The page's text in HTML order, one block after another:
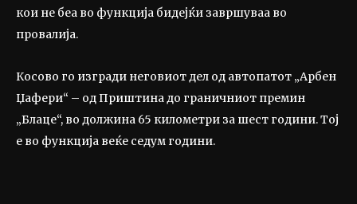
кои не беа во функција бидејќи завршуваа во
провалија.
Косово го изгради неговиот дел од автопатот „Арбен
Џафери“ – од Приштина до граничниот премин
„Блаце“, во должина 65 километри за шест години. Тој
е во функција веќе седум години.